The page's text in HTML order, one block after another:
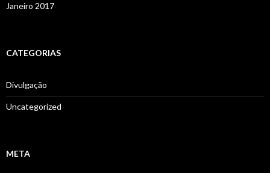
Janeiro 2017
CATEGORIAS
Divulgação
Uncategorized
META